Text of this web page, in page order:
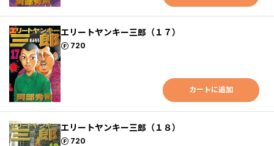
エリートヤンキー三郎（１７）
720
ポイント
カートに追加
エリートヤンキー三郎（１８）
720
ポイント